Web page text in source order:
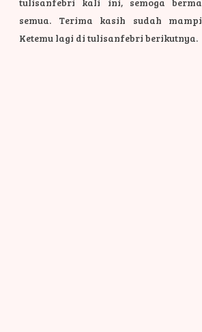
semua. Terima kasih sudah
Ketemu lagi di tulisanfebri berikutnya.